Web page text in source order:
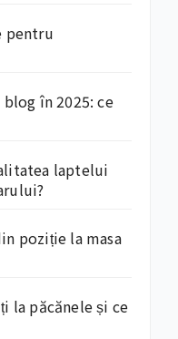
pentru
în 2025: ce
laptelui
poziție la masa
la păcănele și ce